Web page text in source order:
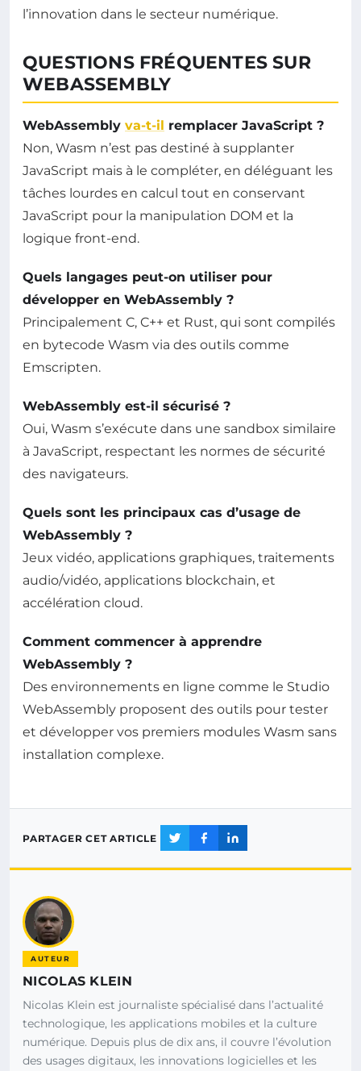
l’innovation dans le secteur numérique.
QUESTIONS FRÉQUENTES SUR
WEBASSEMBLY
WebAssembly va-t-il remplacer JavaScript ?
Non, Wasm n’est pas destiné à supplanter
JavaScript mais à le compléter, en déléguant les
tâches lourdes en calcul tout en conservant
JavaScript pour la manipulation DOM et la
logique front-end.
Quels langages peut-on utiliser pour
développer en WebAssembly ?
Principalement C, C++ et Rust, qui sont compilés
en bytecode Wasm via des outils comme
Emscripten.
WebAssembly est-il sécurisé ?
Oui, Wasm s’exécute dans une sandbox similaire
à JavaScript, respectant les normes de sécurité
des navigateurs.
Quels sont les principaux cas d’usage de
WebAssembly ?
Jeux vidéo, applications graphiques, traitements
audio/vidéo, applications blockchain, et
accélération cloud.
Comment commencer à apprendre
WebAssembly ?
Des environnements en ligne comme le Studio
WebAssembly proposent des outils pour tester
et développer vos premiers modules Wasm sans
installation complexe.
PARTAGER CET ARTICLE
AUTEUR
NICOLAS KLEIN
Nicolas Klein est journaliste spécialisé dans l’actualité
technologique, les applications mobiles et la culture
numérique. Depuis plus de dix ans, il couvre l’évolution
des usages digitaux, les innovations logicielles et les